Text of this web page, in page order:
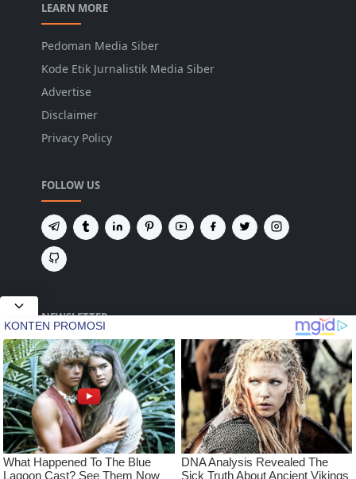
LEARN MORE
Pedoman Media Siber
Kode Etik Jurnalistik Media Siber
Advertise
Disclaimer
Privacy Policy
FOLLOW US
NEWSLETTER
Tetap terhubung untuk mendapatkan berita
terbaru dan pembaruan penting dari kami.